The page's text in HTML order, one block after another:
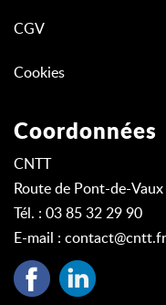
CGV
Cookies
Coordonnées
CNTT
Route de Pont-de-
Tél. : 03 85 32 29 90
E-mail : contact@cntt.fr